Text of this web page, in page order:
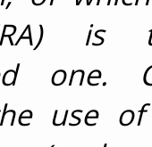
is
one.
use